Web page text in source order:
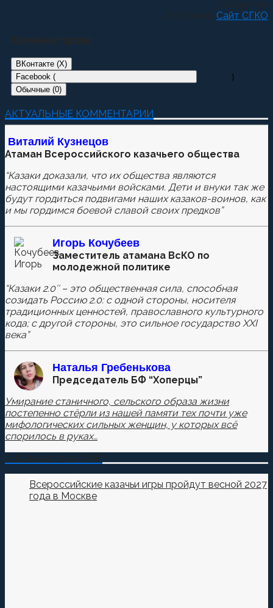
Сайт СГКО
ВКонтакте (X)
Facebook (
)
Обычные (0)
Добавить комментарий
Пока нет комментариев.
Оставьте первый комментарий.
Ваш адрес email не будет опубликован. Обязательные
поля помечены*
Комментировать
Сохранить моё имя, email и адрес сайта в этом
браузере для последующих моих комментариев.
АКТУАЛЬНЫЕ КОММЕНТАРИИ
Виталий Кузнецов
Атаман Всероссийского казачьего общества
“Казаки доказали, что их общества являются
настоящими казачьими войсками. Дети и внуки так же
будут гордиться подвигами наших казаков-воинов, как
и мы гордимся боевой славой своих предков”
Игорь Кочубеев
Заместитель атамана ВсКО по
молодежной политике
“Казаки 2.0″ – это общественная сила, способная
созидать Россию 2.0: с одной стороны, носителя
традиционных ценностей, православного культурного
кода; с другой стороны, это сильное государство XXI
века”
Наталья Гребенькова
Председатель БФ “Хоперцы”
Умирание станичного, сельского образа жизни
постепенно стёрли из нашей памяти тех почти уже
мифологических сильных женщин, у которых всё
спорилось в руках…
Всероссийские казачьи игры пройдут весной 2027
года в Москве